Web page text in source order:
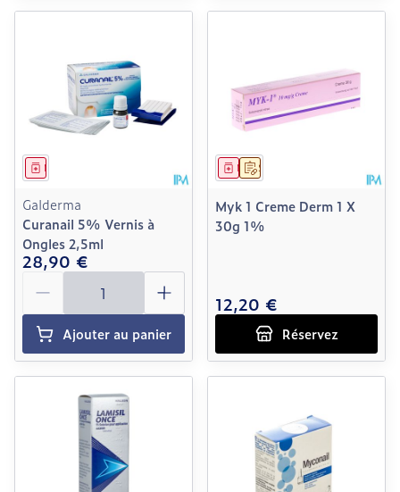
Médicament
Galderma
Curanail 5% Vernis à
Ongles 2,5ml
28,90 €
Quantité
Ajouter au panier
Sur prescription
Médicament
Myk 1 Creme Derm 1 X
30g 1%
12,20 €
Réservez